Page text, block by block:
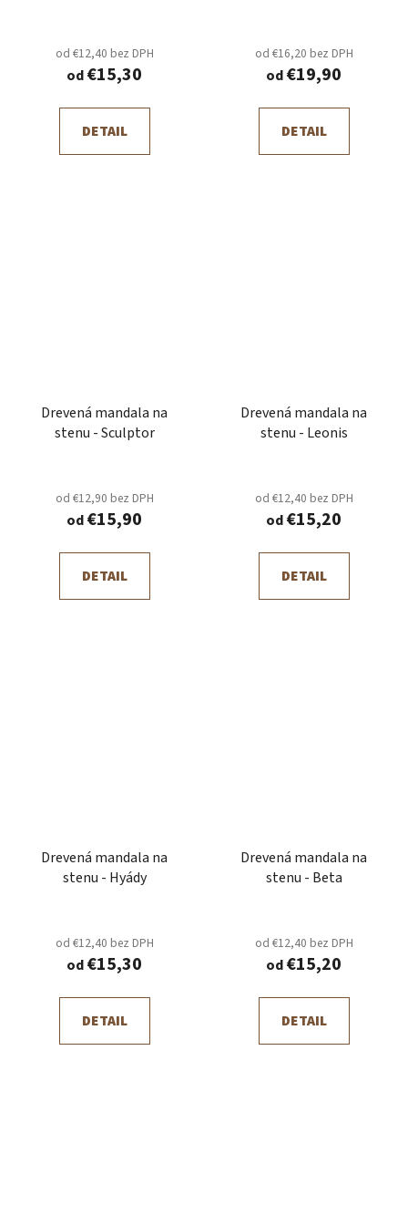
od €12,40 bez DPH
od€15,30
DETAIL
od €16,20 bez DPH
od€19,90
DETAIL
Drevená mandala na
stenu - Sculptor
od €12,90 bez DPH
od€15,90
DETAIL
Drevená mandala na
stenu - Leonis
od €12,40 bez DPH
od€15,20
DETAIL
Drevená mandala na
stenu - Hyády
od €12,40 bez DPH
od€15,30
DETAIL
Drevená mandala na
stenu - Beta
od €12,40 bez DPH
od€15,20
DETAIL